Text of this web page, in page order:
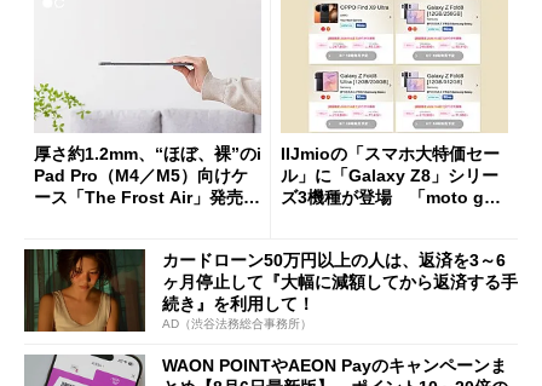
厚さ約1.2mm、“ほぼ、裸”のi
Pad Pro（M4／M5）向けケ
ース「The Frost Air」発売
IIJmioの「スマホ大特価セー
ル」に「Galaxy Z8」シリー
ズ3機種が登場 「moto g37
カードローン50万円以上の人は、返済を3～6
ヶ月停止して『大幅に減額してから返済する手
続き』を利用して！
AD（渋谷法務総合事務所）
WAON POINTやAEON Payのキャンペーンま